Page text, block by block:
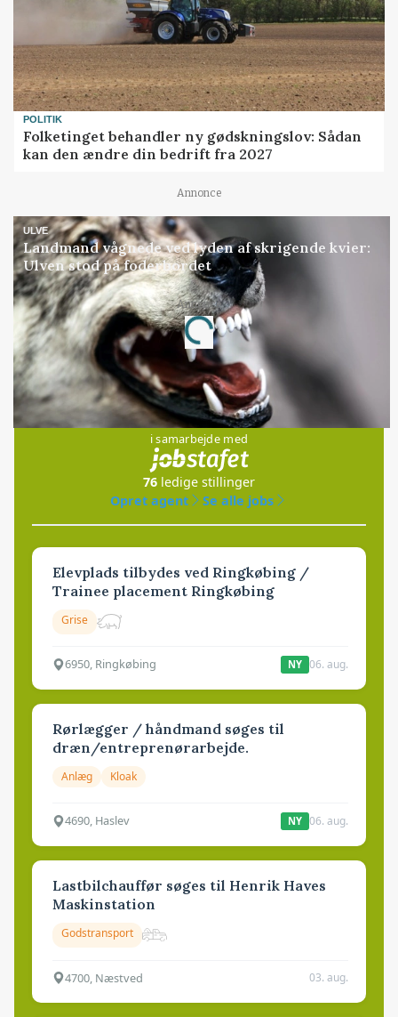
POLITIK
Folketinget behandler ny gødskningslov: Sådan
kan den ændre din bedrift fra 2027
Annonce
ULVE
Landmand vågnede ved lyden af skrigende kvier:
Ulven stod på foderbordet
Annonce
Loading...
Jobs
i samarbejde med
76 ledige stillinger
Opret agent
Se alle jobs
Elevplads tilbydes ved Ringkøbing /
Trainee placement Ringkøbing
Grise
6950, Ringkøbing NY 06. aug.
Rørlægger / håndmand søges til
dræn/entreprenørarbejde.
Anlæg Kloak
4690, Haslev NY 06. aug.
Lastbilchauffør søges til Henrik Haves
Maskinstation
Godstransport
4700, Næstved 03. aug.